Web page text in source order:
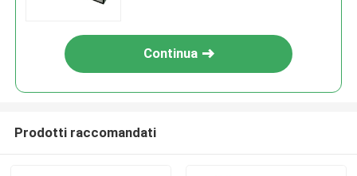
Continua
Prodotti raccomandati